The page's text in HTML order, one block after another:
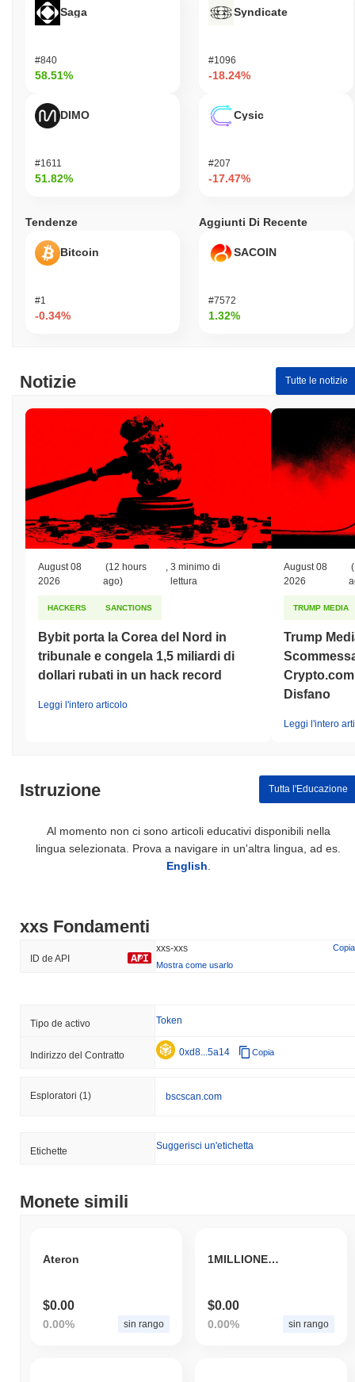
Saga
#840
58.51%
DIMO
#1611
51.82%
Syndicate
#1096
-18.24%
Cysic
#207
-17.47%
Tendenze
Bitcoin
#1
-0.34%
Aggiunti Di Recente
SACOIN
#7572
1.32%
Notizie Tutte le notizie
August 08
2026
(12 hours
ago)
3 minimo di
lettura
HACKERS SANCTIONS
Bybit porta la Corea del Nord in
tribunale e congela 1,5 miliardi di
dollari rubati in un hack record
Leggi l'intero articolo
August 08
2026
TRUMP MEDIA
Trump
Disfano
Leggi l'intero
Istruzione Tutta l'Educazione
Al momento non ci sono articoli educativi disponibili nella
lingua selezionata. Prova a navigare in un'altra lingua, ad es.
English
xxs Fondamenti
ID de API
xxs-xxs
Copia
Mostra come usarlo
Tipo de activo Token
Indirizzo del Contratto 0xd8...5a14 Copia
Esploratori (1) bscscan.com
Etichette Suggerisci un'etichetta
Monete simili
Ateron
$0.00
0.00% sin rango
1MILLIONENJOY
$0.00
0.00% sin rango